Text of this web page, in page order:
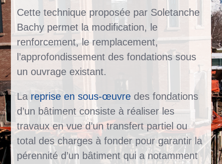
Cette technique proposée par Soletanche
Bachy permet la modification, le
renforcement, le remplacement,
l’approfondissement des fondations sous
un ouvrage existant.
La reprise en sous-œuvre des fondations
d’un bâtiment consiste à réaliser les
travaux en vue d’un transfert partiel ou
total des charges à fonder pour garantir la
pérennité d’un bâtiment qui a notamment